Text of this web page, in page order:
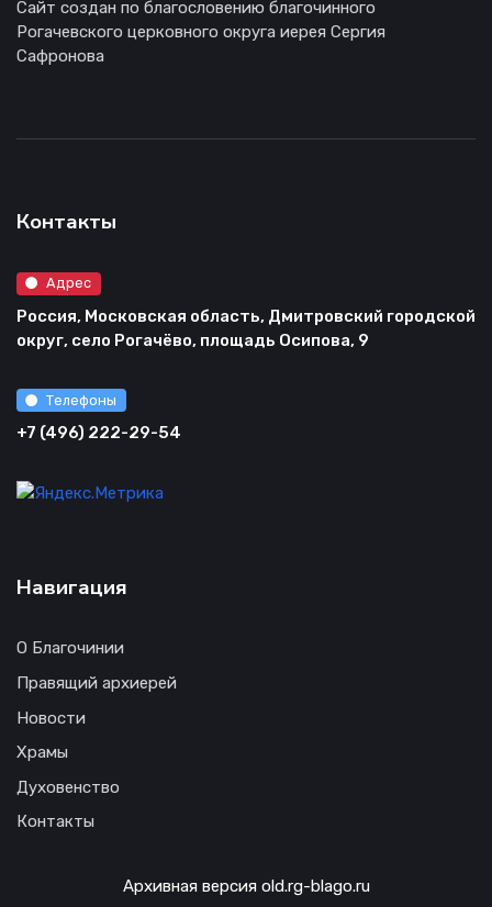
Сайт создан по благословению благочинного
Рогачевского церковного округа иерея Сергия
Сафронова
Контакты
Адрес
Россия, Московская область, Дмитровский городской
округ, село Рогачёво, площадь Осипова, 9
Телефоны
+7 (496) 222-29-54
Навигация
О Благочинии
Правящий архиерей
Новости
Храмы
Духовенство
Контакты
Архивная версия old.rg-blago.ru